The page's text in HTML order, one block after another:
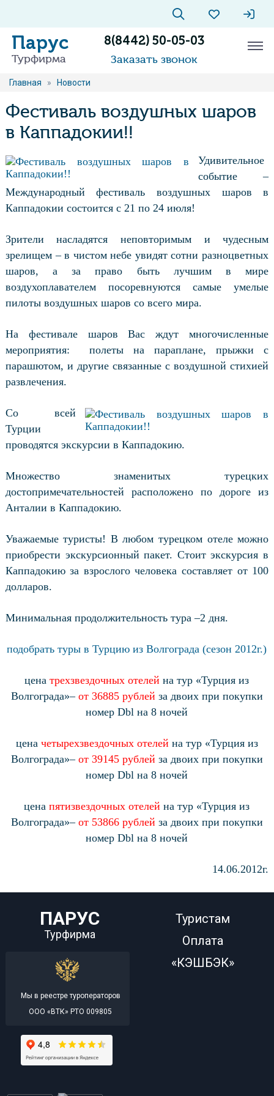
Парус
Турфирма
8(8442) 50-05-03
Заказать звонок
Главная » Новости
Фестиваль воздушных шаров
в Каппадокии!!
Удивительное
событие –
Международный фестиваль воздушных шаров в
Каппадокии состоится с 21 по 24 июля!
Зрители насладятся неповторимым и чудесным
зрелищем – в чистом небе увидят сотни разноцветных
шаров, а за право быть лучшим в мире
воздухоплавателем посоревнуются самые умелые
пилоты воздушных шаров со всего мира.
На фестивале шаров Вас ждут многочисленные
мероприятия:
полеты на параплане, прыжки с
парашютом, и другие связанные с воздушной стихией
развлечения.
Со всей
Турции
проводятся экскурсии в Каппадокию.
Множество знаменитых турецких
достопримечательностей расположено по дороге из
Анталии в Каппадокию.
Уважаемые туристы! В любом турецком отеле можно
приобрести экскурсионный пакет. Стоит экскурсия в
Каппадокию за взрослого человека составляет от 100
долларов.
Минимальная продолжительность тура –2 дня.
подобрать туры в Турцию из Волгограда (сезон 2012г.)
ценатрехзвездочных отелей на тур «Турция из
Волгограда»– от 36885 рублей за двоих при покупки
номерDbl на 8 ночей
цена четырехзвездочных отелей на тур «Турция из
Волгограда»– от 39145 рублей за двоих при покупки
номерDbl на 8 ночей
ценапятизвездочных отелей на тур «Турция из
Волгограда»– от 53866 рублей за двоих при покупки
номерDbl на 8 ночей
14.06.2012г.
ПАРУС
Турфирма
Мы в реестре туроператоров
ООО «ВТК» РТО 009805
Туристам
Оплата
«КЭШБЭК»